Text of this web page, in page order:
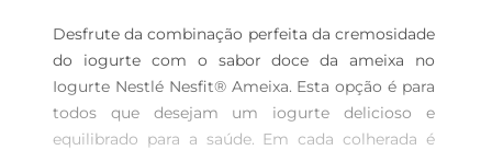
Desfrute da combinação perfeita da cremosidade
do iogurte com o sabor doce da ameixa no
Iogurte Nestlé Nesfit® Ameixa. Esta opção é para
todos que desejam um iogurte delicioso e
equilibrado para a saúde. Em cada colherada é